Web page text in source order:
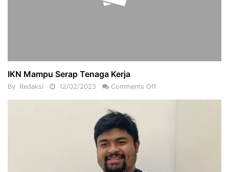
IKN Mampu Serap Tenaga Kerja
By Redaksi 12/02/2023 Comments Off